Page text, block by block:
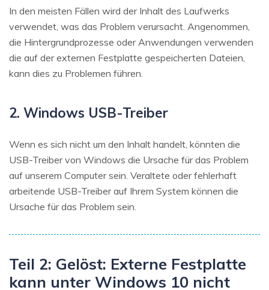
In den meisten Fällen wird der Inhalt des Laufwerks
verwendet, was das Problem verursacht. Angenommen,
die Hintergrundprozesse oder Anwendungen verwenden
die auf der externen Festplatte gespeicherten Dateien,
kann dies zu Problemen führen.
2. Windows USB-Treiber
Wenn es sich nicht um den Inhalt handelt, könnten die
USB-Treiber von Windows die Ursache für das Problem
auf unserem Computer sein. Veraltete oder fehlerhaft
arbeitende USB-Treiber auf Ihrem System können die
Ursache für das Problem sein.
Teil 2: Gelöst: Externe Festplatte
kann unter Windows 10 nicht